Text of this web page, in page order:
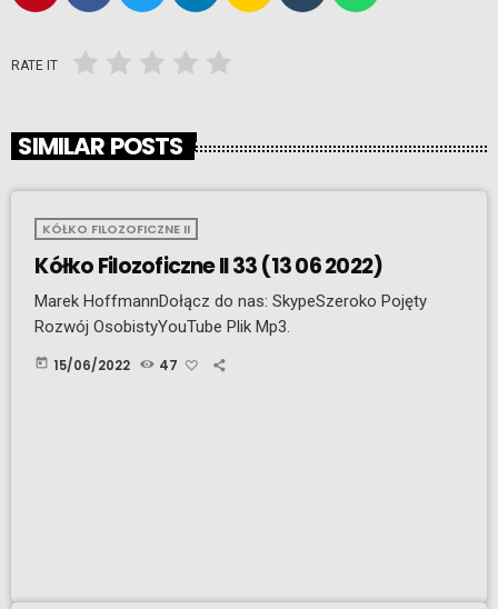
RATE IT
SIMILAR POSTS
KÓŁKO FILOZOFICZNE II
Kółko Filozoficzne II 33 (13 06 2022)
Marek HoffmannDołącz do nas: SkypeSzeroko Pojęty
Rozwój OsobistyYouTube Plik Mp3.
today 15/06/2022 47